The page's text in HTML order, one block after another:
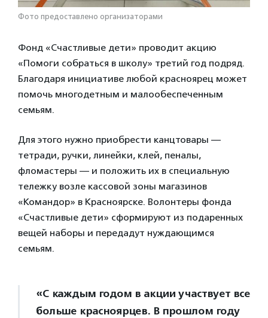
Фото предоставлено организаторами
Фонд «Счастливые дети» проводит акцию
«Помоги собраться в школу» третий год подряд.
Благодаря инициативе любой красноярец может
помочь многодетным и малообеспеченным
семьям.
Для этого нужно приобрести канцтовары —
тетради, ручки, линейки, клей, пеналы,
фломастеры — и положить их в специальную
тележку возле кассовой зоны магазинов
«Командор» в Красноярске. Волонтеры фонда
«Счастливые дети» сформируют из подаренных
вещей наборы и передадут нуждающимся
семьям.
«С каждым годом в акции участвует все
больше красноярцев. В прошлом году